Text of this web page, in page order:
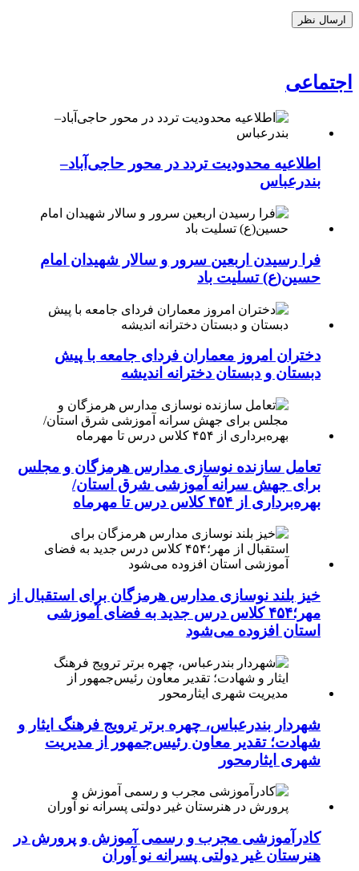
اجتماعی
اطلاعیه محدودیت تردد در محور حاجی‌آباد–
بندرعباس
فرا رسیدن اربعین سرور و سالار شهیدان امام
حسین(ع) تسلیت باد
دختران امروز معماران فردای جامعه با پیش
دبستان و دبستان دخترانه اندیشه
تعامل سازنده نوسازی مدارس هرمزگان و مجلس
برای جهش سرانه آموزشی شرق استان/
بهره‌برداری از ۴۵۴ کلاس درس تا مهرماه
خیز بلند نوسازی مدارس هرمزگان برای استقبال از
مهر؛۴۵۴ کلاس درس جدید به فضای آموزشی
استان افزوده می‌شود
شهردار بندرعباس، چهره برتر ترویج فرهنگ ایثار و
شهادت؛ تقدیر معاون رئیس‌جمهور از مدیریت
شهری ایثارمحور
کادرآموزشی مجرب و رسمی آموزش و پرورش در
هنرستان غیر دولتی پسرانه نو آوران